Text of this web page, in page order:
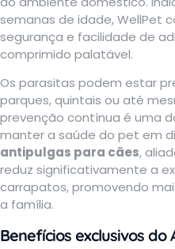
semanas de idade, WellPet
segurança e facilidade de
comprimido palatável.
Os parasitas podem estar
parques, quintais ou até
prevenção contínua é uma
manter a saúde do pet em
antipulgas para cães,
reduz significativamente a
carrapatos, promovendo
a família.
Benefícios exclusivos do